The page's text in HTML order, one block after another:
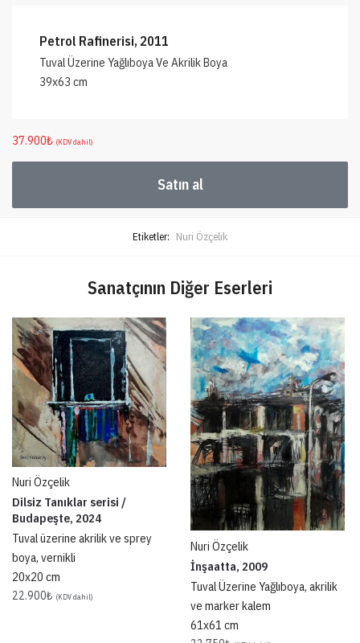
Petrol Rafinerisi, 2011
Tuval Üzerine Yağlıboya Ve Akrilik Boya
39x63 cm
37.900₺ (KDV dahil)
Satın al
Etiketler: Nuri Özçelik
Sanatçının Diğer Eserleri
Nuri Özçelik
Dilsiz Tanıklar serisi /
Budapeşte, 2024
Tuval üzerine akrilik ve sprey
boya, vernikli
20x20 cm
22.900₺ (KDV dahil)
Nuri Özçelik
İnşaatta, 2009
Tuval Üzerine Yağlıboya, akrilik
ve marker kalem
61x61 cm